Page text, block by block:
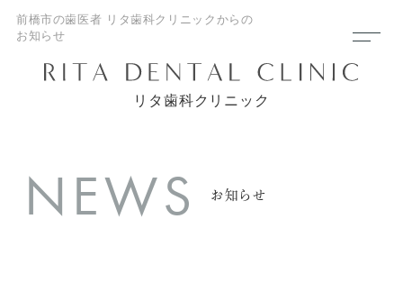
リタ歯科クリニック
前橋市の歯医者 リタ歯科クリニックからの
お知らせ
NEWS お知らせ